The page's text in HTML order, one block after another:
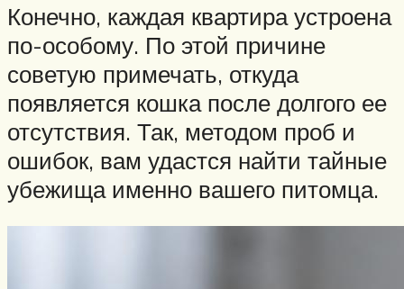
Конечно, каждая квартира устроена
по-особому. По этой причине
советую примечать, откуда
появляется кошка после долгого ее
отсутствия. Так, методом проб и
ошибок, вам удастся найти тайные
убежища именно вашего питомца.